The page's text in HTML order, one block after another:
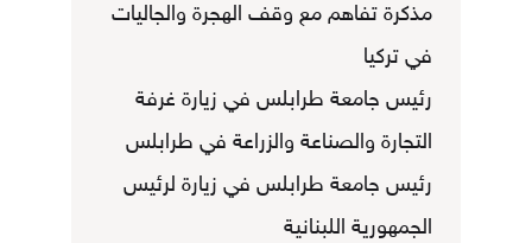
مذكرة تفاهم مع وقف الهجرة والجاليات
في تركيا
رئيس جامعة طرابلس في زيارة غرفة
التجارة والصناعة والزراعة في طرابلس
رئيس جامعة طرابلس في زيارة لرئيس
الجمهورية اللبنانية